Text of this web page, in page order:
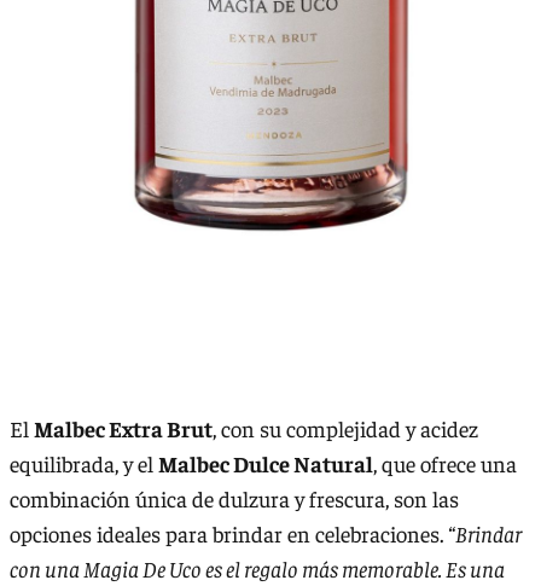
El Malbec Extra Brut, con su complejidad y acidez
equilibrada, y el Malbec Dulce Natural, que ofrece una
combinación única de dulzura y frescura, son las
opciones ideales para brindar en celebraciones. “Brindar
con una Magia De Uco es el regalo más memorable. Es una